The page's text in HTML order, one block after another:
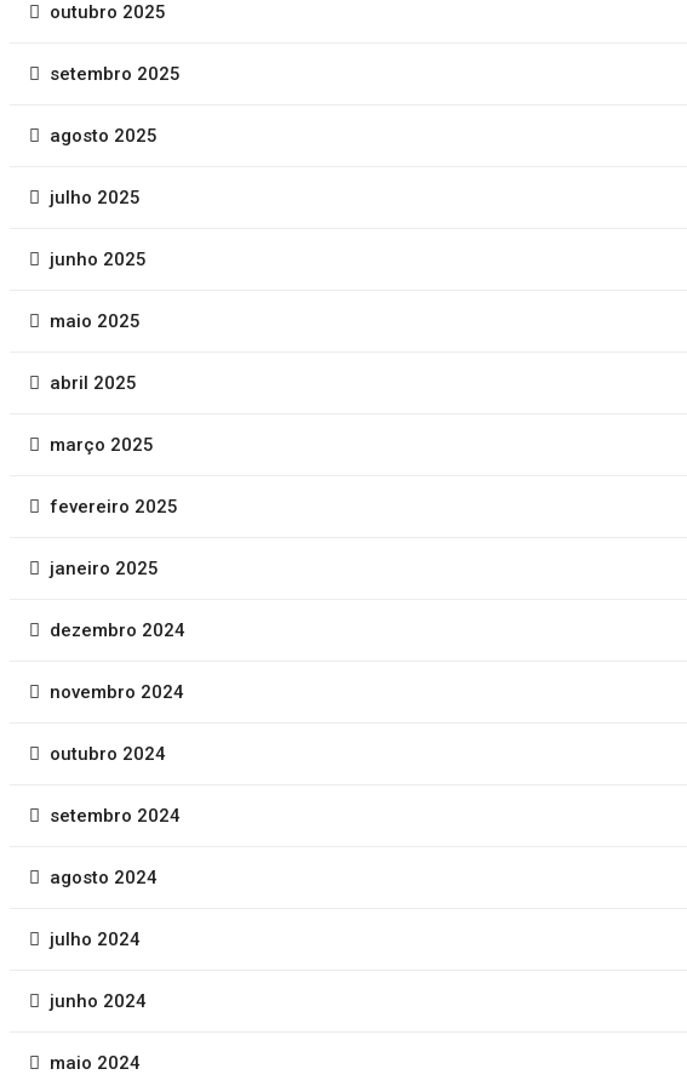
outubro 2025
setembro 2025
agosto 2025
julho 2025
junho 2025
maio 2025
abril 2025
março 2025
fevereiro 2025
janeiro 2025
dezembro 2024
novembro 2024
outubro 2024
setembro 2024
agosto 2024
julho 2024
junho 2024
maio 2024
Defender advogados não é